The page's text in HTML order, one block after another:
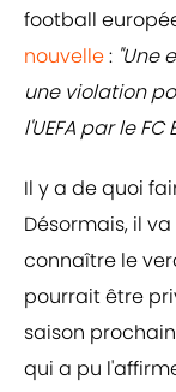
football
nouvelle: "Une
une violation
l'UEFA par le
Il y a de quoi
Désormais, il
connaître le
pourrait être
saison
qui a pu